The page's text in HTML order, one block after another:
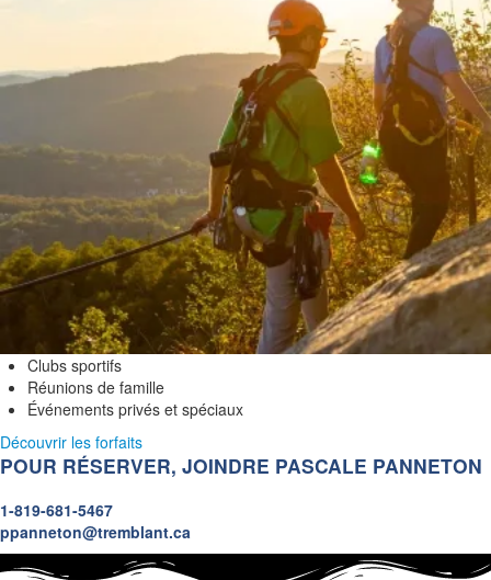
Clubs sportifs
Réunions de famille
Événements privés et spéciaux
Découvrir les forfaits
POUR RÉSERVER, JOINDRE PASCALE PANNETON
1-819-681-5467
ppanneton@tremblant.ca